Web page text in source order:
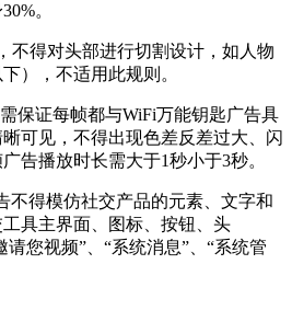
。
不得对头部进行切割设计，如人物
），不适用此规则。
保证每帧都与WiFi万能钥匙广告具
可见，不得出现色差反差过大、闪
告播放时长需大于1秒小于3秒。
不得模仿社交产品的元素、文字和
具主界面、图标、按钮、头
请您视频”、“系统消息”、“系统管